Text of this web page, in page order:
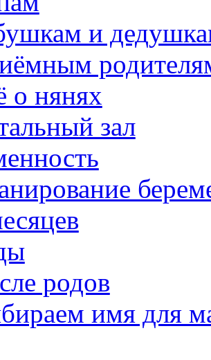
и
о нянях
зал
родов
имя для